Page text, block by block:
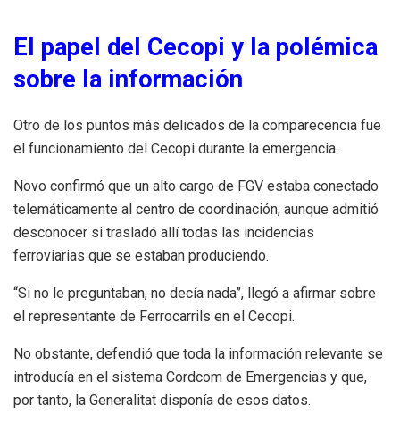
El papel del Cecopi y la polémica
sobre la información
Otro de los puntos más delicados de la comparecencia fue
el funcionamiento del Cecopi durante la emergencia.
Novo confirmó que un alto cargo de FGV estaba conectado
telemáticamente al centro de coordinación, aunque admitió
desconocer si trasladó allí todas las incidencias
ferroviarias que se estaban produciendo.
“Si no le preguntaban, no decía nada”, llegó a afirmar sobre
el representante de Ferrocarrils en el Cecopi.
No obstante, defendió que toda la información relevante se
introducía en el sistema Cordcom de Emergencias y que,
por tanto, la Generalitat disponía de esos datos.